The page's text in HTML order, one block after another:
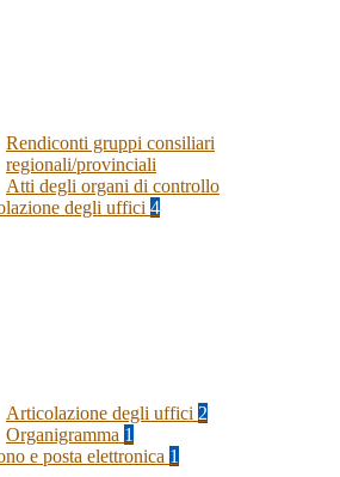
Rendiconti gruppi consiliari
regionali/provinciali
Atti degli organi di controllo
degli uffici 4
Articolazione degli uffici 2
Organigramma 1
e posta elettronica 1